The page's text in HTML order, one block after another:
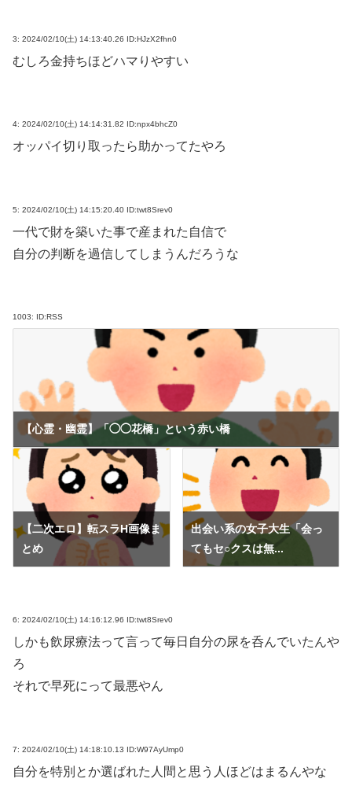
3: 2024/02/10(土) 14:13:40.26 ID:HJzX2fhn0
むしろ金持ちほどハマりやすい
4: 2024/02/10(土) 14:14:31.82 ID:npx4bhcZ0
オッパイ切り取ったら助かってたやろ
5: 2024/02/10(土) 14:15:20.40 ID:twt8Srev0
一代で財を築いた事で産まれた自信で
自分の判断を過信してしまうんだろうな
1003: ID:RSS
【心霊・幽霊】「◯◯花橋」という赤い橋
【二次エロ】転スラH画像ま
とめ
出会い系の女子大生「会っ
てもセ○クスは無...
6: 2024/02/10(土) 14:16:12.96 ID:twt8Srev0
しかも飲尿療法って言って毎日自分の尿を呑んでいたんや
ろ
それで早死にって最悪やん
7: 2024/02/10(土) 14:18:10.13 ID:W97AyUmp0
自分を特別とか選ばれた人間と思う人ほどはまるんやな